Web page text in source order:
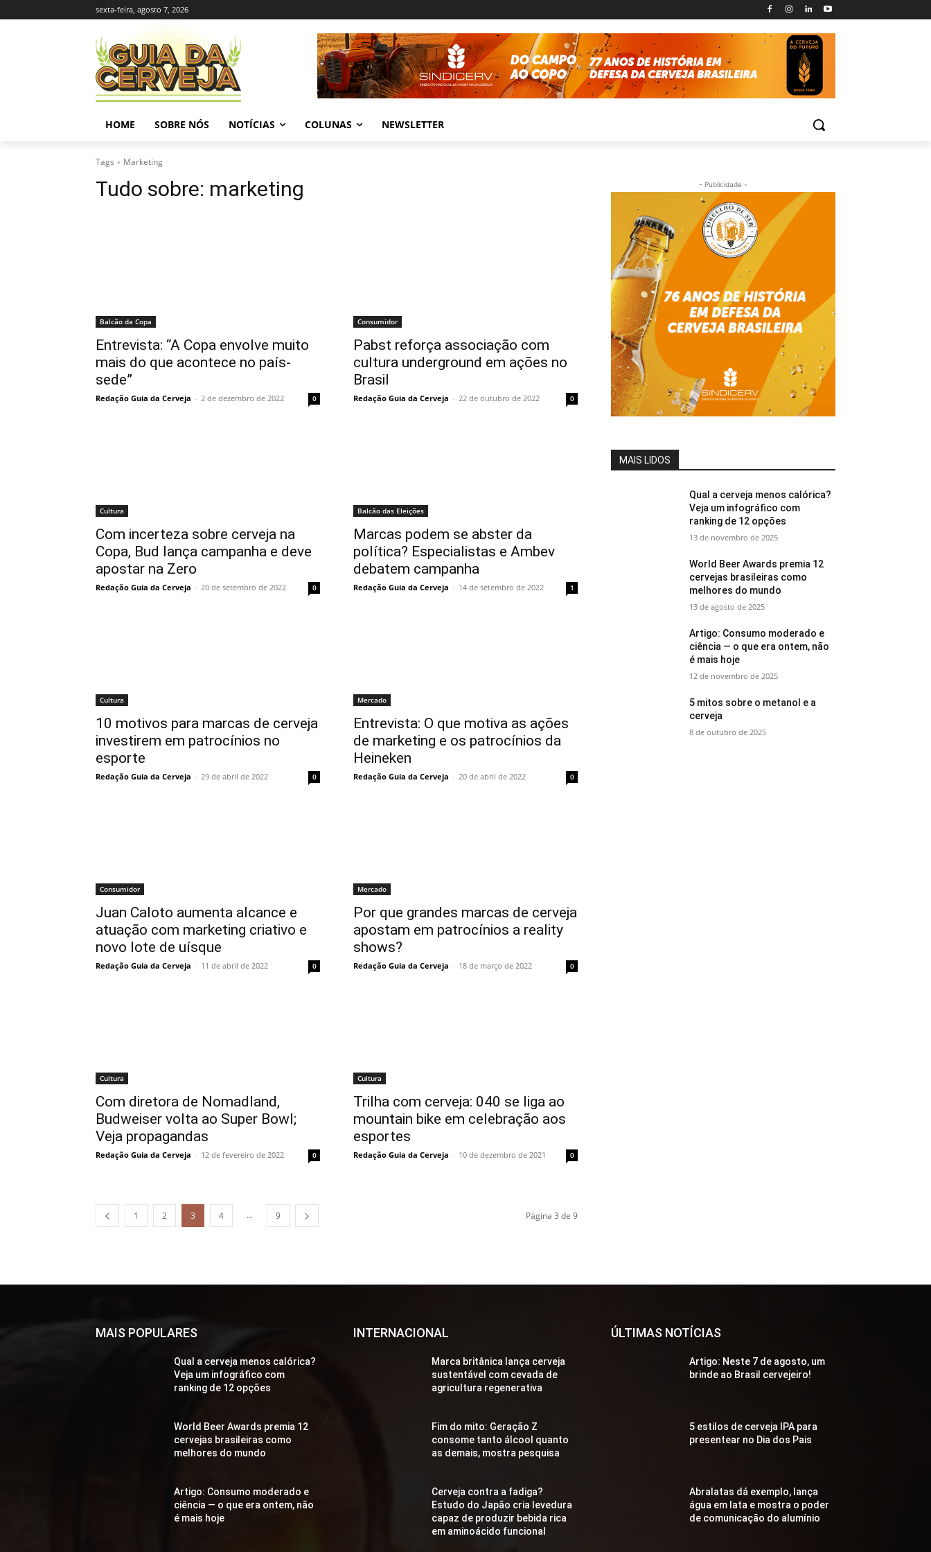
sexta-feira, agosto 7, 2026
HOME SOBRE NÓS NOTÍCIAS COLUNAS NEWSLETTER
Tags Marketing
Tudo sobre: marketing
Balcão da Copa
Entrevista: “A Copa envolve muito
mais do que acontece no país-
sede”
Redação Guia da Cerveja - 2 de dezembro de 2022 0
Consumidor
Pabst reforça associação com
cultura underground em ações no
Brasil
Redação Guia da Cerveja - 22 de outubro de 2022 0
Cultura
Com incerteza sobre cerveja na
Copa, Bud lança campanha e deve
apostar na Zero
Redação Guia da Cerveja - 20 de setembro de 2022 0
Balcão das Eleições
Marcas podem se abster da
política? Especialistas e Ambev
debatem campanha
Redação Guia da Cerveja - 14 de setembro de 2022 1
Cultura
10 motivos para marcas de cerveja
investirem em patrocínios no
esporte
Redação Guia da Cerveja - 29 de abril de 2022 0
Mercado
Entrevista: O que motiva as ações
de marketing e os patrocínios da
Heineken
Redação Guia da Cerveja - 20 de abril de 2022 0
Consumidor
Juan Caloto aumenta alcance e
atuação com marketing criativo e
novo lote de uísque
Redação Guia da Cerveja - 11 de abril de 2022 0
Mercado
Por que grandes marcas de cerveja
apostam em patrocínios a reality
shows?
Redação Guia da Cerveja - 18 de março de 2022 0
Cultura
Com diretora de Nomadland,
Budweiser volta ao Super Bowl;
Veja propagandas
Redação Guia da Cerveja - 12 de fevereiro de 2022 0
Cultura
Trilha com cerveja: 040 se liga ao
mountain bike em celebração aos
esportes
Redação Guia da Cerveja - 10 de dezembro de 2021 0
1 2 3 4 ... 9 Página 3 de 9
- Publicidade -
MAIS LIDOS
Qual a cerveja menos calórica?
Veja um infográfico com
ranking de 12 opções
13 de novembro de 2025
World Beer Awards premia 12
cervejas brasileiras como
melhores do mundo
13 de agosto de 2025
Artigo: Consumo moderado e
ciência — o que era ontem, não
é mais hoje
12 de novembro de 2025
5 mitos sobre o metanol e a
cerveja
8 de outubro de 2025
MAIS POPULARES
Qual a cerveja menos calórica?
Veja um infográfico com
ranking de 12 opções
World Beer Awards premia 12
cervejas brasileiras como
melhores do mundo
Artigo: Consumo moderado e
ciência — o que era ontem, não
é mais hoje
INTERNACIONAL
Marca britânica lança cerveja
sustentável com cevada de
agricultura regenerativa
Fim do mito: Geração Z
consome tanto álcool quanto
as demais, mostra pesquisa
Cerveja contra a fadiga?
Estudo do Japão cria levedura
capaz de produzir bebida rica
em aminoácido funcional
ÚLTIMAS NOTÍCIAS
Artigo: Neste 7 de agosto, um
brinde ao Brasil cervejeiro!
5 estilos de cerveja IPA para
presentear no Dia dos Pais
Abralatas dá exemplo, lança
água em lata e mostra o poder
de comunicação do alumínio